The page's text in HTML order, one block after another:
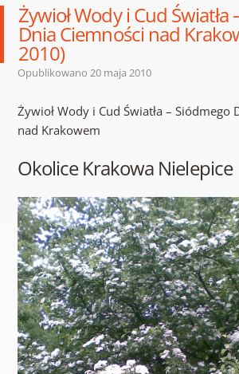
Żywioł Wody i Cud Światła
Dnia Ciemności nad
2010)
Opublikowano 20 maja 2010
Żywioł Wody i Cud Światła – Siódmego
nad Krakowem
Okolice Krakowa Nielepice